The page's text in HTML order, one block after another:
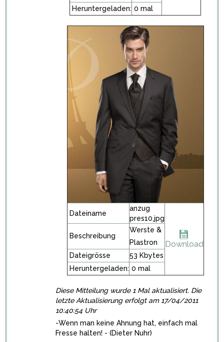
Heruntergeladen: 0 mal
Dateiname
anzug
pres10.jpg
Download
Beschreibung
Werste &
Plastron
Dateigrösse
53 Kbytes
Heruntergeladen: 0 mal
Diese Mitteilung wurde 1 Mal aktualisiert. Die
letzte Aktualisierung erfolgt am 17/04/2011
10:40:54 Uhr
-Wenn man keine Ahnung hat, einfach mal
Fresse halten! - (Dieter Nuhr)